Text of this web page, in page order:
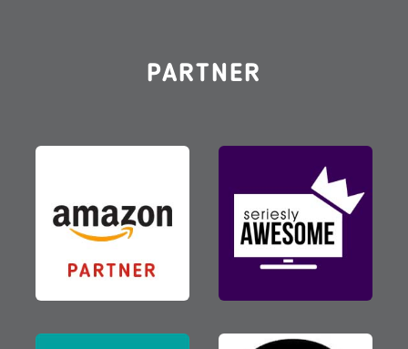
PARTNER